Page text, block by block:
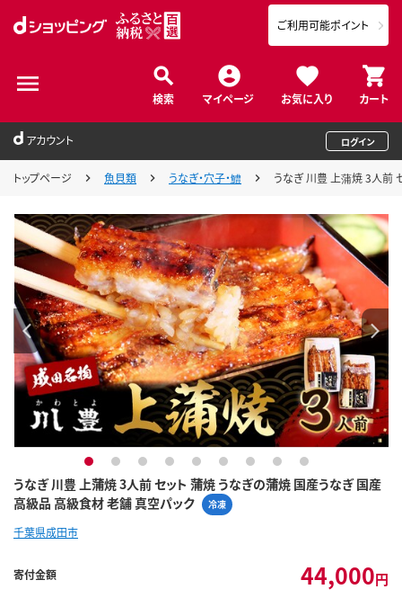
検索 マイページ お気に入り カート
ご利用可能ポイント
アカウント ログイン
トップページ 魚貝類 うなぎ・穴子・鱧 うなぎ 川豊 上蒲焼 3人前
うなぎ 川豊 上蒲焼 3人前 セット 蒲焼 うなぎの蒲焼 国産うなぎ 国産
高級品 高級食材 老舗 真空パック
冷凍
1 2 3 4 5 6 7 8 9
千葉県成田市
寄付金額 44,000円